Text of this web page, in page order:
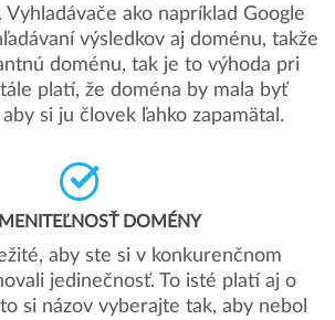
Vyhladávače ako napríklad Google
výsledkov aj doménu, takže
doménu, tak je to výhoda pri
platí, že doména by mala byť
si ju človek ľahko zapamätal.
DOMÉNY
aby ste si v konkurenčnom
jedinečnosť. To isté platí aj o
si názov vyberajte tak, aby nebol